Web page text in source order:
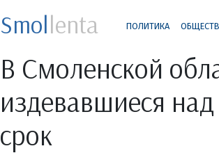
Smollenta ПОЛИТИКА
В Смоленской
издевавшиеся
срок